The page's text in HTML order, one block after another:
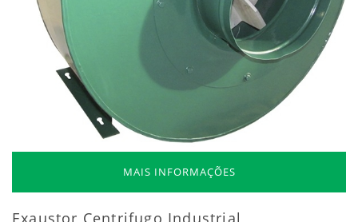
MAIS INFORMAÇÕES
Exaustor Centrifugo Industrial